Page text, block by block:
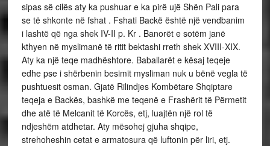
sipas së cilës aty ka pushuar e ka pirë ujë Shën Pali para
se të shkonte në fshat . Fshati Backë është një vendbanim
i lashtë që nga shek IV-II p. Kr . Banorët e sotëm janë
kthyen në myslimanë të ritit bektashi rreth shek XVIII-XIX.
Aty ka një teqe madhështore. Baballarët e kësaj teqeje
edhe pse i shërbenin besimit mysliman nuk u bënë vegla të
pushtuesit osman. Gjatë Rilindjes Kombëtare Shqiptare
teqeja e Backës, bashkë me teqenë e Frashërit të Përmetit
dhe atë të Melcanit të Korcës, etj, luajtën një rol të
ndjeshëm atdhetar. Aty mësohej gjuha shqipe,
strehoheshin cetat e armatosura që luftonin për liri, etj.